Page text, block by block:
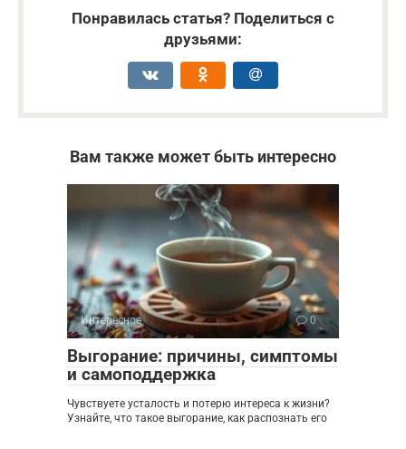
Понравилась статья? Поделиться с
друзьями:
Вам также может быть интересно
Интересное 0
Выгорание: причины, симптомы
и самоподдержка
Чувствуете усталость и потерю интереса к жизни?
Узнайте, что такое выгорание, как распознать его